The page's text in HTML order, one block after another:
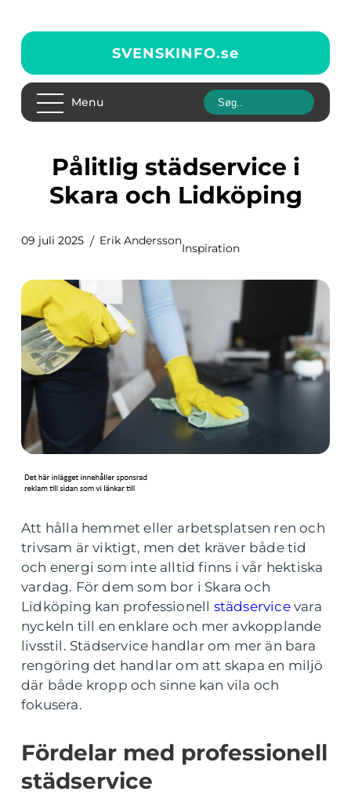
SVENSKINFO.se
Menu
Pålitlig städservice i
Skara och Lidköping
09 juli 2025 Erik Andersson
Inspiration
Att hålla hemmet eller arbetsplatsen ren och
trivsam är viktigt, men det kräver både tid
och energi som inte alltid finns i vår hektiska
vardag. För dem som bor i Skara och
Lidköping kan professionell städservicevara
nyckeln till en enklare och mer avkopplande
livsstil. Städservice handlar om mer än bara
rengöring det handlar om att skapa en miljö
där både kropp och sinne kan vila och
fokusera.
Fördelar med professionell
städservice